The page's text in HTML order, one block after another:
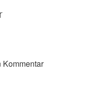
Kommentar